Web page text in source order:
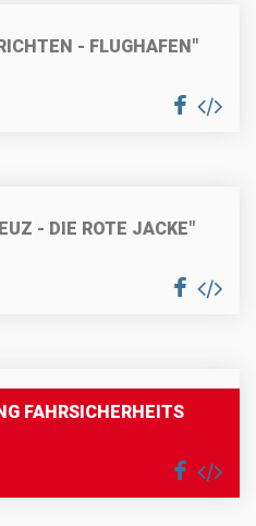
- FLUGHAFEN"
- DIE ROTE JACKE"
FAHRSICHERHEITS